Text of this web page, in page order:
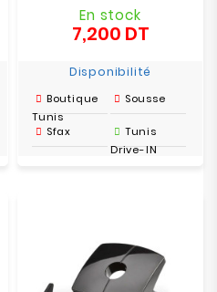
En stock
7,200 DTPrix
Disponibilité
Boutique
Tunis
Sousse
Sfax
Tunis
Drive-IN